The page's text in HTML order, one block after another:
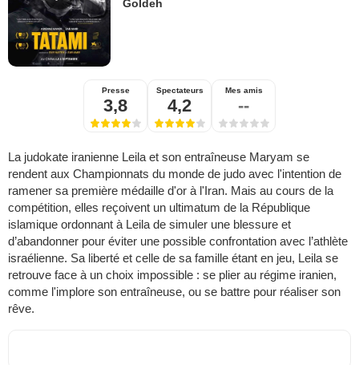
Goldeh
Presse
3,8
Spectateurs
4,2
Mes amis
--
La judokate iranienne Leila et son entraîneuse Maryam se
rendent aux Championnats du monde de judo avec l'intention de
ramener sa première médaille d'or à l'Iran. Mais au cours de la
compétition, elles reçoivent un ultimatum de la République
islamique ordonnant à Leila de simuler une blessure et
d’abandonner pour éviter une possible confrontation avec l’athlète
israélienne. Sa liberté et celle de sa famille étant en jeu, Leila se
retrouve face à un choix impossible : se plier au régime iranien,
comme l'implore son entraîneuse, ou se battre pour réaliser son
rêve.